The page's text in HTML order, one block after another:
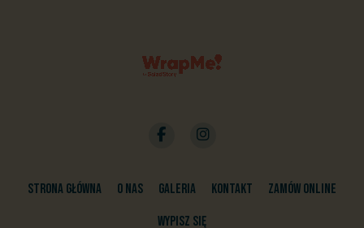
Strona główna O nas Galeria Kontakt
Zamów online
Wypisz się